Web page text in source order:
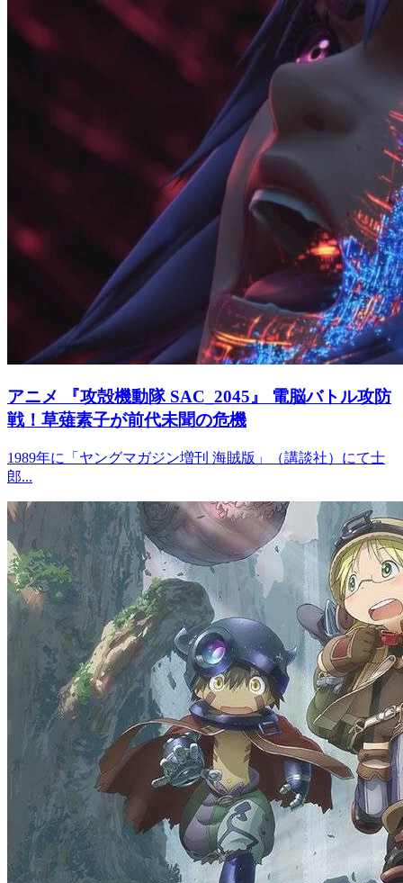
アニメ 『攻殻機動隊 SAC_2045』 電脳バトル攻防
戦！草薙素子が前代未聞の危機
1989年に「ヤングマガジン増刊 海賊版」（講談社）にて士
郎...